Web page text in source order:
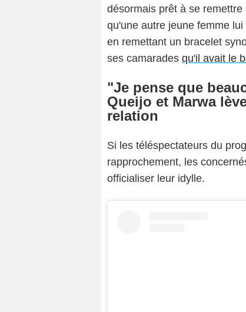
désormais prêt à se
qu'une autre jeune femme
en remettant un bracelet
ses camarades qu'il avait le
"Je pense que
Queijo et Marwa
relation
Si les téléspectateurs du
rapprochement, les
officialiser leur idylle.